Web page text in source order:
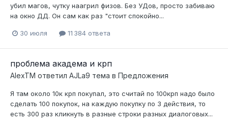
убил магов, чутку наагрил физов. Без УДов, просто забиваю
на окно ДД. Он сам как раз "стоит спокойно...
30 июля 11 384 ответа
проблема академа и крп
AlexTM ответил AJLa9 тема в Предложения
Я там около 10к крп покупал, это считай по 100крп надо было
сделать 100 покупок, на каждую покупку по 3 действия, то
есть 300 раз кликнуть в разные строки разных диалоговых...